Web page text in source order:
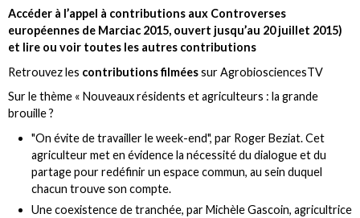
Accéder à l’appel à contributions aux Controverses
européennes de Marciac 2015, ouvert jusqu’au 20 juillet 2015)
et lire ou voir toutes les autres contributions
Retrouvez les contributions filméessur AgrobiosciencesTV
Sur le thème « Nouveaux résidents et agriculteurs : la grande
brouille ?
"On évite de travailler le week-end", par Roger Beziat. Cet
agriculteur met en évidence la nécessité du dialogue et du
partage pour redéfinir un espace commun, au sein duquel
chacun trouve son compte.
Une coexistence de tranchée, parMichèle Gascoin, agricultrice